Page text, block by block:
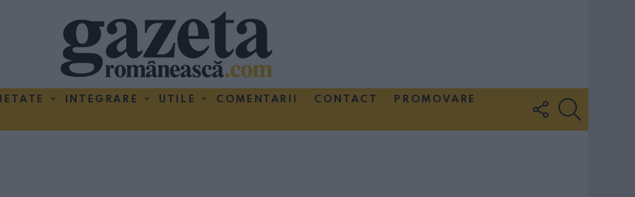
INTEGRARE UTILE COMENTARII CONTACT
PROMOVARE
FOLLOW
US